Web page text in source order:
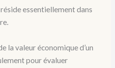
essentiellement dans
la valeur économique d’un
pour évaluer